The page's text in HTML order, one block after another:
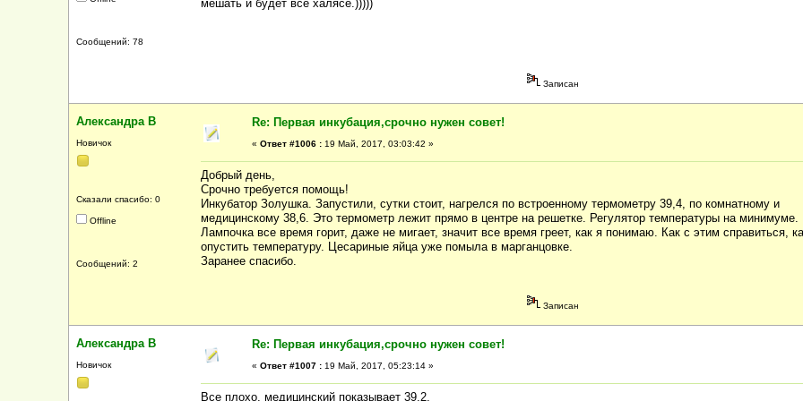
Сообщений: 78
мешать и будет все халясё.)))))
Записан
Александра В
Новичок
Сказали спасибо: 0
Offline
Сообщений: 2
Re: Первая инкубация,срочно нужен совет!
« Ответ #1006 : 19 Май, 2017, 03:03:42 »
Добрый день,
Срочно требуется помощь!
Инкубатор Золушка. Запустили, сутки стоит, нагрелся по встроенному термометру 39,4, по комнатному и
медицинскому 38,6. Это термометр лежит прямо в центре на решетке. Регулятор температуры на минимуме.
Лампочка все время горит, даже не мигает, значит все время греет, как я понимаю. Как с этим справиться,
опустить температуру. Цесариные яйца уже помыла в марганцовке.
Заранее спасибо.
Записан
Александра В
Новичок
Re: Первая инкубация,срочно нужен совет!
« Ответ #1007 : 19 Май, 2017, 05:23:14 »
Все плохо, медицинский показывает 39,2.